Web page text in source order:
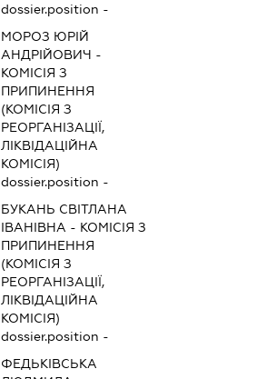
dossier.position -
МОРОЗ ЮРІЙ
АНДРІЙОВИЧ -
КОМІСІЯ З
ПРИПИНЕННЯ
(КОМІСІЯ З
РЕОРГАНІЗАЦІЇ,
ЛІКВІДАЦІЙНА
КОМІСІЯ)
dossier.position -
БУКАНЬ СВІТЛАНА
ІВАНІВНА - КОМІСІЯ З
ПРИПИНЕННЯ
(КОМІСІЯ З
РЕОРГАНІЗАЦІЇ,
ЛІКВІДАЦІЙНА
КОМІСІЯ)
dossier.position -
ФЕДЬКІВСЬКА